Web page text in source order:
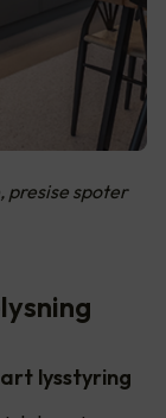
presise spoter
lysstyring